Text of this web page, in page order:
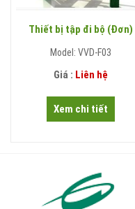
Thiết bị tập đi bộ (Đơn)
Model: VVD-F03
Giá : Liên hệ
Xem chi tiết